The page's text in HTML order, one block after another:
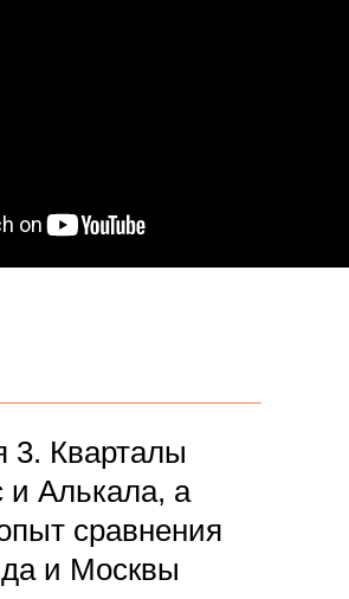
3. Кварталы
и Алькала, а
сравнения
и Москвы